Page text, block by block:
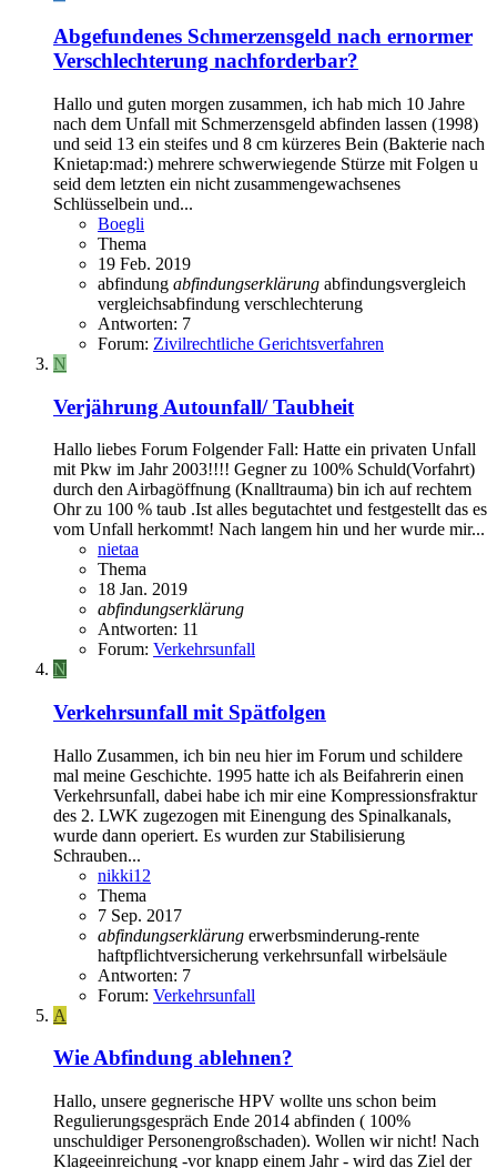
Abgefundenes Schmerzensgeld nach ernormer
Verschlechterung nachforderbar?
Hallo und guten morgen zusammen, ich hab mich 10 Jahre
nach dem Unfall mit Schmerzensgeld abfinden lassen (1998)
und seid 13 ein steifes und 8 cm kürzeres Bein (Bakterie nach
Knietap:mad:) mehrere schwerwiegende Stürze mit Folgen u
seid dem letzten ein nicht zusammengewachsenes
Schlüsselbein und...
Boegli
Thema
19 Feb. 2019
abfindung abfindungserklärung abfindungsvergleich
vergleichsabfindung verschlechterung
Antworten: 7
Forum: Zivilrechtliche Gerichtsverfahren
N
Verjährung Autounfall/ Taubheit
Hallo liebes Forum Folgender Fall: Hatte ein privaten Unfall
mit Pkw im Jahr 2003!!!! Gegner zu 100% Schuld(Vorfahrt)
durch den Airbagöffnung (Knalltrauma) bin ich auf rechtem
Ohr zu 100 % taub .Ist alles begutachtet und festgestellt das es
vom Unfall herkommt! Nach langem hin und her wurde mir...
nietaa
Thema
18 Jan. 2019
abfindungserklärung
Antworten: 11
Forum: Verkehrsunfall
N
Verkehrsunfall mit Spätfolgen
Hallo Zusammen, ich bin neu hier im Forum und schildere
mal meine Geschichte. 1995 hatte ich als Beifahrerin einen
Verkehrsunfall, dabei habe ich mir eine Kompressionsfraktur
des 2. LWK zugezogen mit Einengung des Spinalkanals,
wurde dann operiert. Es wurden zur Stabilisierung
Schrauben...
nikki12
Thema
7 Sep. 2017
abfindungserklärung erwerbsminderung-rente
haftpflichtversicherung verkehrsunfall wirbelsäule
Antworten: 7
Forum: Verkehrsunfall
A
Wie Abfindung ablehnen?
Hallo, unsere gegnerische HPV wollte uns schon beim
Regulierungsgespräch Ende 2014 abfinden ( 100%
unschuldiger Personengroßschaden). Wollen wir nicht! Nach
Klageeinreichung -vor knapp einem Jahr - wird das Ziel der